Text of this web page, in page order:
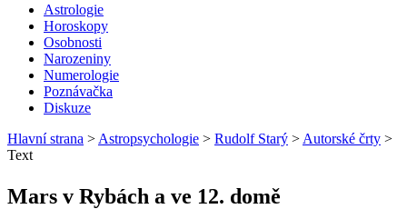
Astrologie
Horoskopy
Osobnosti
Narozeniny
Numerologie
Poznávačka
Diskuze
Hlavní strana > Astropsychologie > Rudolf Starý > Autorské črty >
Text
Mars v Rybách a ve 12. domě